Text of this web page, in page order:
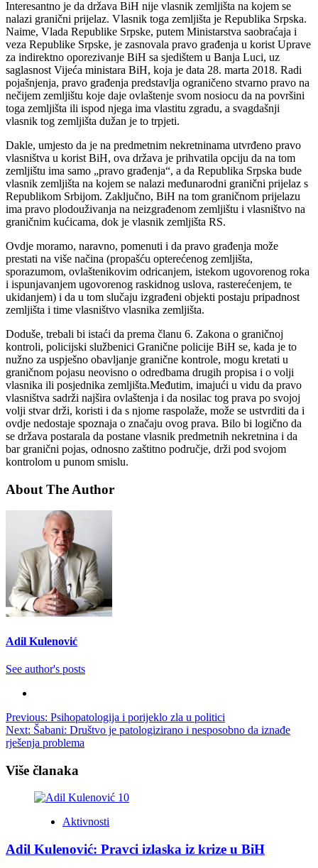
Interesantno je da država BiH nije vlasnik zemljišta na kojem se
nalazi granični prijelaz. Vlasnik toga zemljišta je Republika Srpska.
Naime, Vlada Republike Srpske, putem Ministarstva saobraćaja i
veza Republike Srpske, je zasnovala pravo građenja u korist Uprave
za indirektno oporezivanje BiH sa sjedištem u Banja Luci, uz
saglasnost Vijeća ministara BiH, koja je data 28. marta 2018. Radi
pojašnjenja, pravo građenja predstavlja ograničeno stvarno pravo na
nečijem zemljištu koje daje ovlaštenje svom nosiocu da na površini
toga zemljišta ili ispod njega ima vlastitu zgradu, a svagdašnji
vlasnik tog zemljišta dužan je to trpjeti.
Dakle, umjesto da je na predmetnim nekretninama utvrđeno pravo
vlasništva u korist BiH, ova država je prihvatila opciju da na tom
zemljištu ima samo „pravo građenja“, a da Republika Srpska bude
vlasnik zemljišta na kojem se nalazi međunarodni granični prijelaz s
Republikom Srbijom. Zaključno, BiH na tom graničnom prijelazu
ima pravo plodouživanja na neizgrađenom zemljištu i vlasništvo na
graničnim kućicama, dok je vlasnik zemljišta RS.
Ovdje moramo, naravno, pomenuti i da pravo građenja može
prestati na više načina (propašću opterećenog zemljišta,
sporazumom, ovlaštenikovim odricanjem, istekom ugovorenog roka
i ispunjavanjem ugovorenog raskidnog uslova, rasterećenjem, te
ukidanjem) i da u tom slučaju izgrađeni objekti postaju pripadnost
zemljišta i time vlasništvo vlasnika zemljišta.
Doduše, trebali bi istaći da prema članu 6. Zakona o graničnoj
kontroli, policijski službenici Granične policije BiH se, kada je to
nužno za uspješno obavljanje granične kontrole, mogu kretati u
graničnom pojasu neovisno o odredbama drugih propisa i o volji
vlasnika ili posjednika zemljišta.Međutim, imajući u vidu da pravo
vlasništva sadrži najšira ovlaštenja i da nosilac tog prava po svojoj
volji stvar drži, koristi i da s njome raspolaže, može se ustvrditi da i
ovdje nedostaje spoznaja o značaju ovog prava. Bilo bi logično da
se država postarala da postane vlasnik predmetnih nekretnina i da
bar granični pojas, odnosno zaštitno područje, drži pod svojom
kontrolom u punom smislu.
About The Author
Adil Kulenović
See author's posts
Post
navigation
Previous: Psihopatologija i porijeklo zla u politici
Next: Šabani: Društvo je patologizirano i nesposobno da iznađe
rješenja problema
Više članaka
Aktivnosti
Adil Kulenović: Pravci izlaska iz krize u BiH